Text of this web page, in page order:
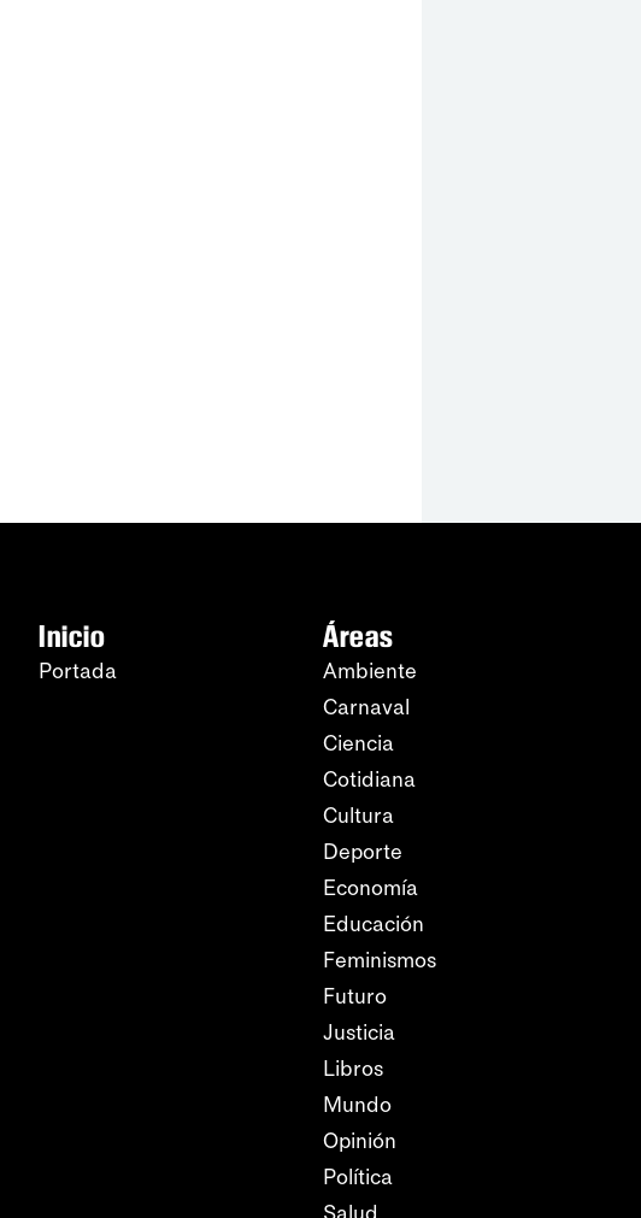
Inicio
Portada
Áreas
Ambiente
Carnaval
Ciencia
Cotidiana
Cultura
Deporte
Economía
Educación
Feminismos
Futuro
Justicia
Libros
Mundo
Opinión
Política